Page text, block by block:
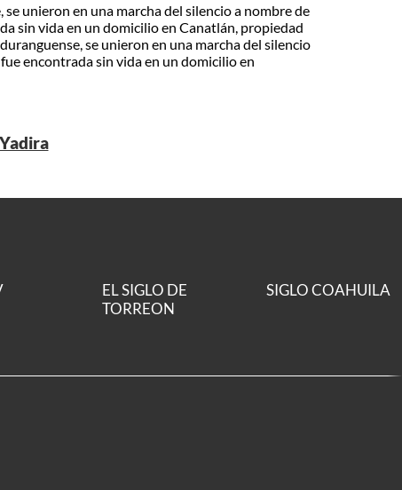
unieron en una marcha del silencio a nombre de
sin vida en un domicilio en Canatlán, propiedad
se unieron en una marcha del silencio
encontrada sin vida en un domicilio en
EL SIGLO DE
TORREON
SIGLO COAHUILA